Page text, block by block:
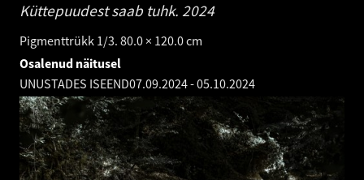
Küttepuudest saab tuhk. 2024
Pigmenttrükk 1/3. 80.0 × 120.0 cm
Osalenud näitusel
UNUSTADES ISEEND07.09.2024-05.10.2024